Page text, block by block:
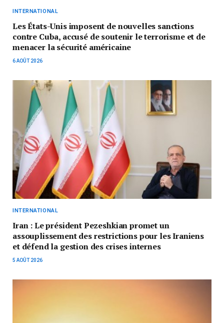
INTERNATIONAL
Les États-Unis imposent de nouvelles sanctions
contre Cuba, accusé de soutenir le terrorisme et de
menacer la sécurité américaine
6 AOÛT 2026
INTERNATIONAL
Iran : Le président Pezeshkian promet un
assouplissement des restrictions pour les Iraniens
et défend la gestion des crises internes
5 AOÛT 2026